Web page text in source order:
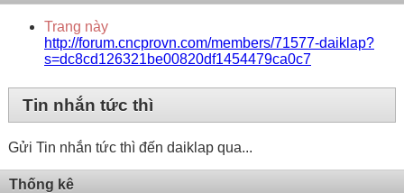
Trang này
http://forum.cncprovn.com/members/71577-daiklap?
s=dc8cd126321be00820df1454479ca0c7
Tin nhắn tức thì
Gửi Tin nhắn tức thì đến daiklap qua...
Thống kê